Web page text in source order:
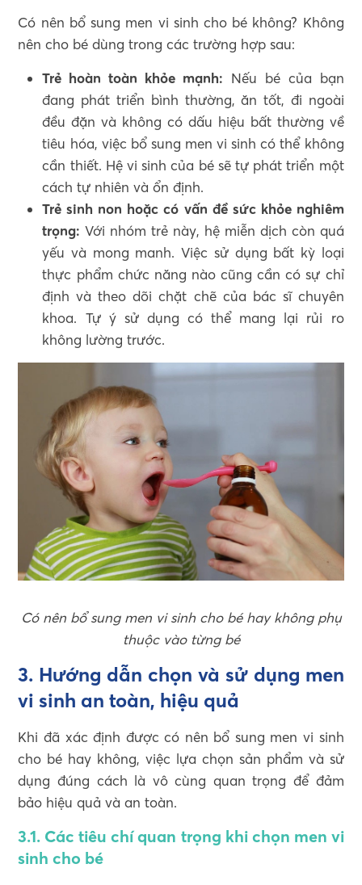
Có nên bổ sung men vi sinh cho bé không? Không
nên cho bé dùng trong các trường hợp sau:
Trẻ hoàn toàn khỏe mạnh: Nếu bé của bạn
đang phát triển bình thường, ăn tốt, đi ngoài
đều đặn và không có dấu hiệu bất thường về
tiêu hóa, việc bổ sung men vi sinh có thể không
cần thiết. Hệ vi sinh của bé sẽ tự phát triển một
cách tự nhiên và ổn định.
Trẻ sinh non hoặc có vấn đề sức khỏe nghiêm
trọng: Với nhóm trẻ này, hệ miễn dịch còn quá
yếu và mong manh. Việc sử dụng bất kỳ loại
thực phẩm chức năng nào cũng cần có sự chỉ
định và theo dõi chặt chẽ của bác sĩ chuyên
khoa. Tự ý sử dụng có thể mang lại rủi ro
không lường trước.
Có nên bổ sung men vi sinh cho bé hay không phụ
thuộc vào từng bé
3. Hướng dẫn chọn và sử dụng men
vi sinh an toàn, hiệu quả
Khi đã xác định được có nên bổ sung men vi sinh
cho bé hay không, việc lựa chọn sản phẩm và sử
dụng đúng cách là vô cùng quan trọng để đảm
bảo hiệu quả và an toàn.
3.1. Các tiêu chí quan trọng khi chọn men vi
sinh cho bé